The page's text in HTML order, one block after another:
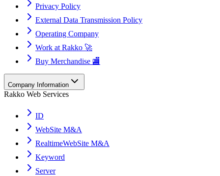
Privacy Policy
External Data Transmission Policy
Operating Company
Work at Rakko 🚀
Buy Merchandise 🏬
Company Information
Rakko Web Services
ID
WebSite M&A
RealtimeWebSite M&A
Keyword
Server